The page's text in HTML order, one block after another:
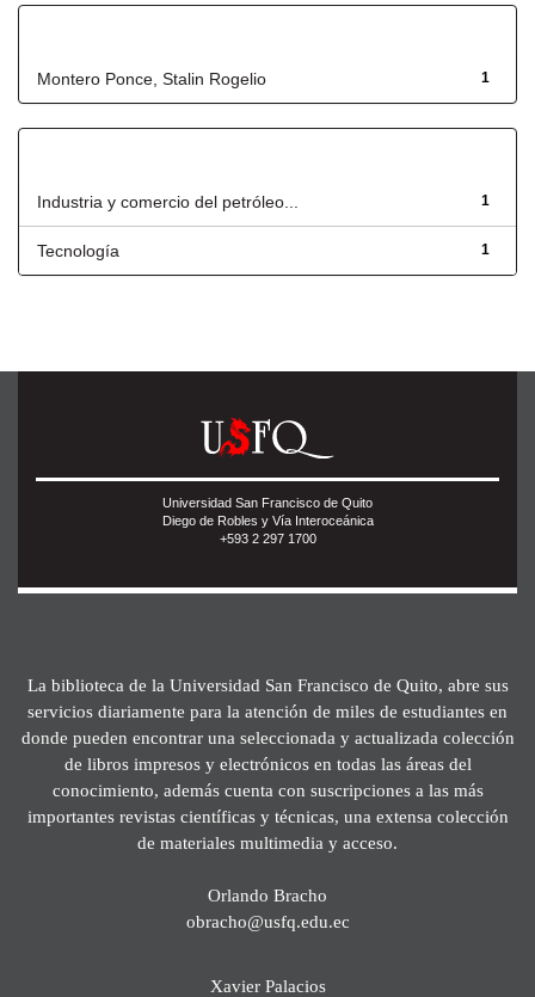
1
Montero Ponce, Stalin Rogelio
1
Industria y comercio del petróleo...
1
Tecnología
Universidad San Francisco de Quito
Diego de Robles y Vía Interoceánica
+593 2 297 1700
La biblioteca de la Universidad San Francisco de Quito, abre sus
servicios diariamente para la atención de miles de estudiantes en
donde pueden encontrar una seleccionada y actualizada colección
de libros impresos y electrónicos en todas las áreas del
conocimiento, además cuenta con suscripciones a las más
importantes revistas científicas y técnicas, una extensa colección
de materiales multimedia y acceso.
Orlando Bracho
obracho@usfq.edu.ec
Xavier Palacios